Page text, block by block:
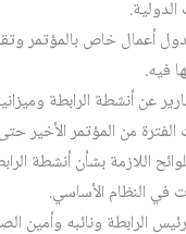
الدولية.
أعمال خاص بالمؤتمر
فيه.
عن أنشطة الرابطة
من المؤتمر الأخير
اللازمة بشأن أنشطة
في النظام الأساسي.
الرابطة ونائبه وأمين